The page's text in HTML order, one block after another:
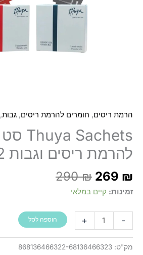
הרמת ריסים, חומרים להרמת ריסים, גבות,
להרמת ריסים וגבות Step 1+2
290₪ המחיר
המקורי
290 ₪.
269 ₪
זמינות: קיים במלאי
-
של
Thuya
+ הוספה לסל
מק"ט: 868136466322-68136466323